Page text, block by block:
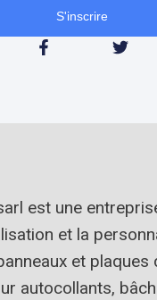
S'inscrire
est une
et la
et
autocollants,